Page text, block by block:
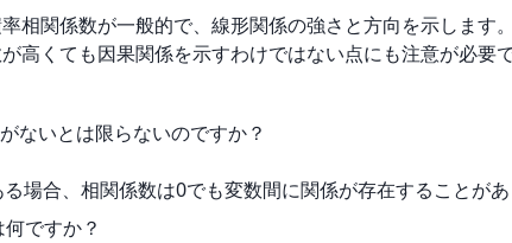
相関係数が一般的で、線形関係の強さと方向を示しま
高くても因果関係を示すわけではない点にも注意が必要で
ないとは限らないのですか？
場合、相関係数は0でも変数間に関係が存在することがあ
ですか？